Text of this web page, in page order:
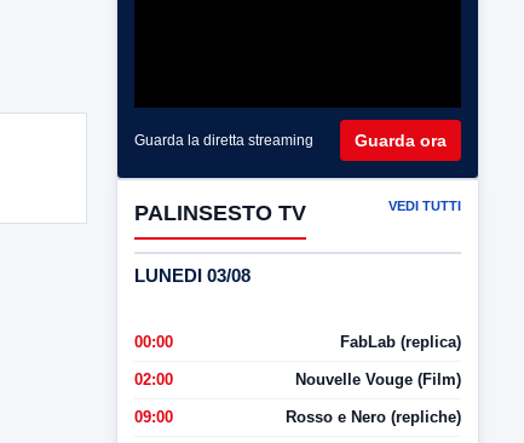
Guarda la diretta streaming Guarda ora
PALINSESTO TV VEDI TUTTI
LUNEDI 03/08
00:00 FabLab (replica)
02:00 Nouvelle Vouge (Film)
09:00 Rosso e Nero (repliche)